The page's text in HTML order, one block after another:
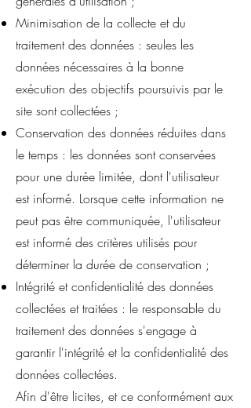
Minimisation de la collecte et du
traitement des données : seules les
données nécessaires à la bonne
exécution des objectifs poursuivis par le
site sont collectées ;
Conservation des données réduites dans
le temps : les données sont conservées
pour une durée limitée, dont l'utilisateur
est informé. Lorsque cette information ne
peut pas être communiquée, l'utilisateur
est informé des critères utilisés pour
déterminer la durée de conservation ;
Intégrité et confidentialité des données
collectées et traitées : le responsable du
traitement des données s'engage à
garantir l'intégrité et la confidentialité des
données collectées.
Afin d'être licites, et ce conformément aux